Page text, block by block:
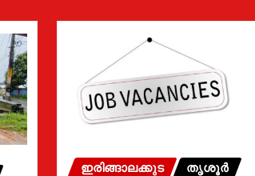
ഇരിങ്ങാലക്കുട
തൃശൂർ